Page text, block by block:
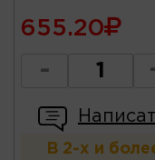
655.20
-
В 2-х и